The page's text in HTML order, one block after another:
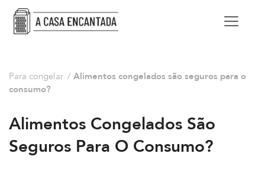
Para congelar / Alimentos congelados são seguros para o
consumo?
Alimentos Congelados São
Seguros Para O Consumo?